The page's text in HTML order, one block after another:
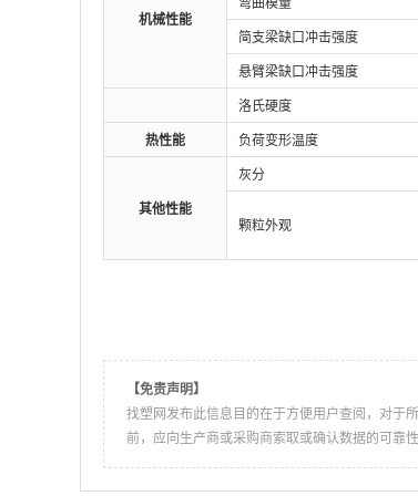
机械性能
简支梁缺口冲击强度
悬臂梁缺口冲击强度
洛氏硬度
热性能 负荷变形温度
其他性能
灰分
颗粒外观
【免责声明】
找塑网发布此信息目的在于方便用户查阅，对于
前，应向生产商或采购商索取或确认数据的可靠性